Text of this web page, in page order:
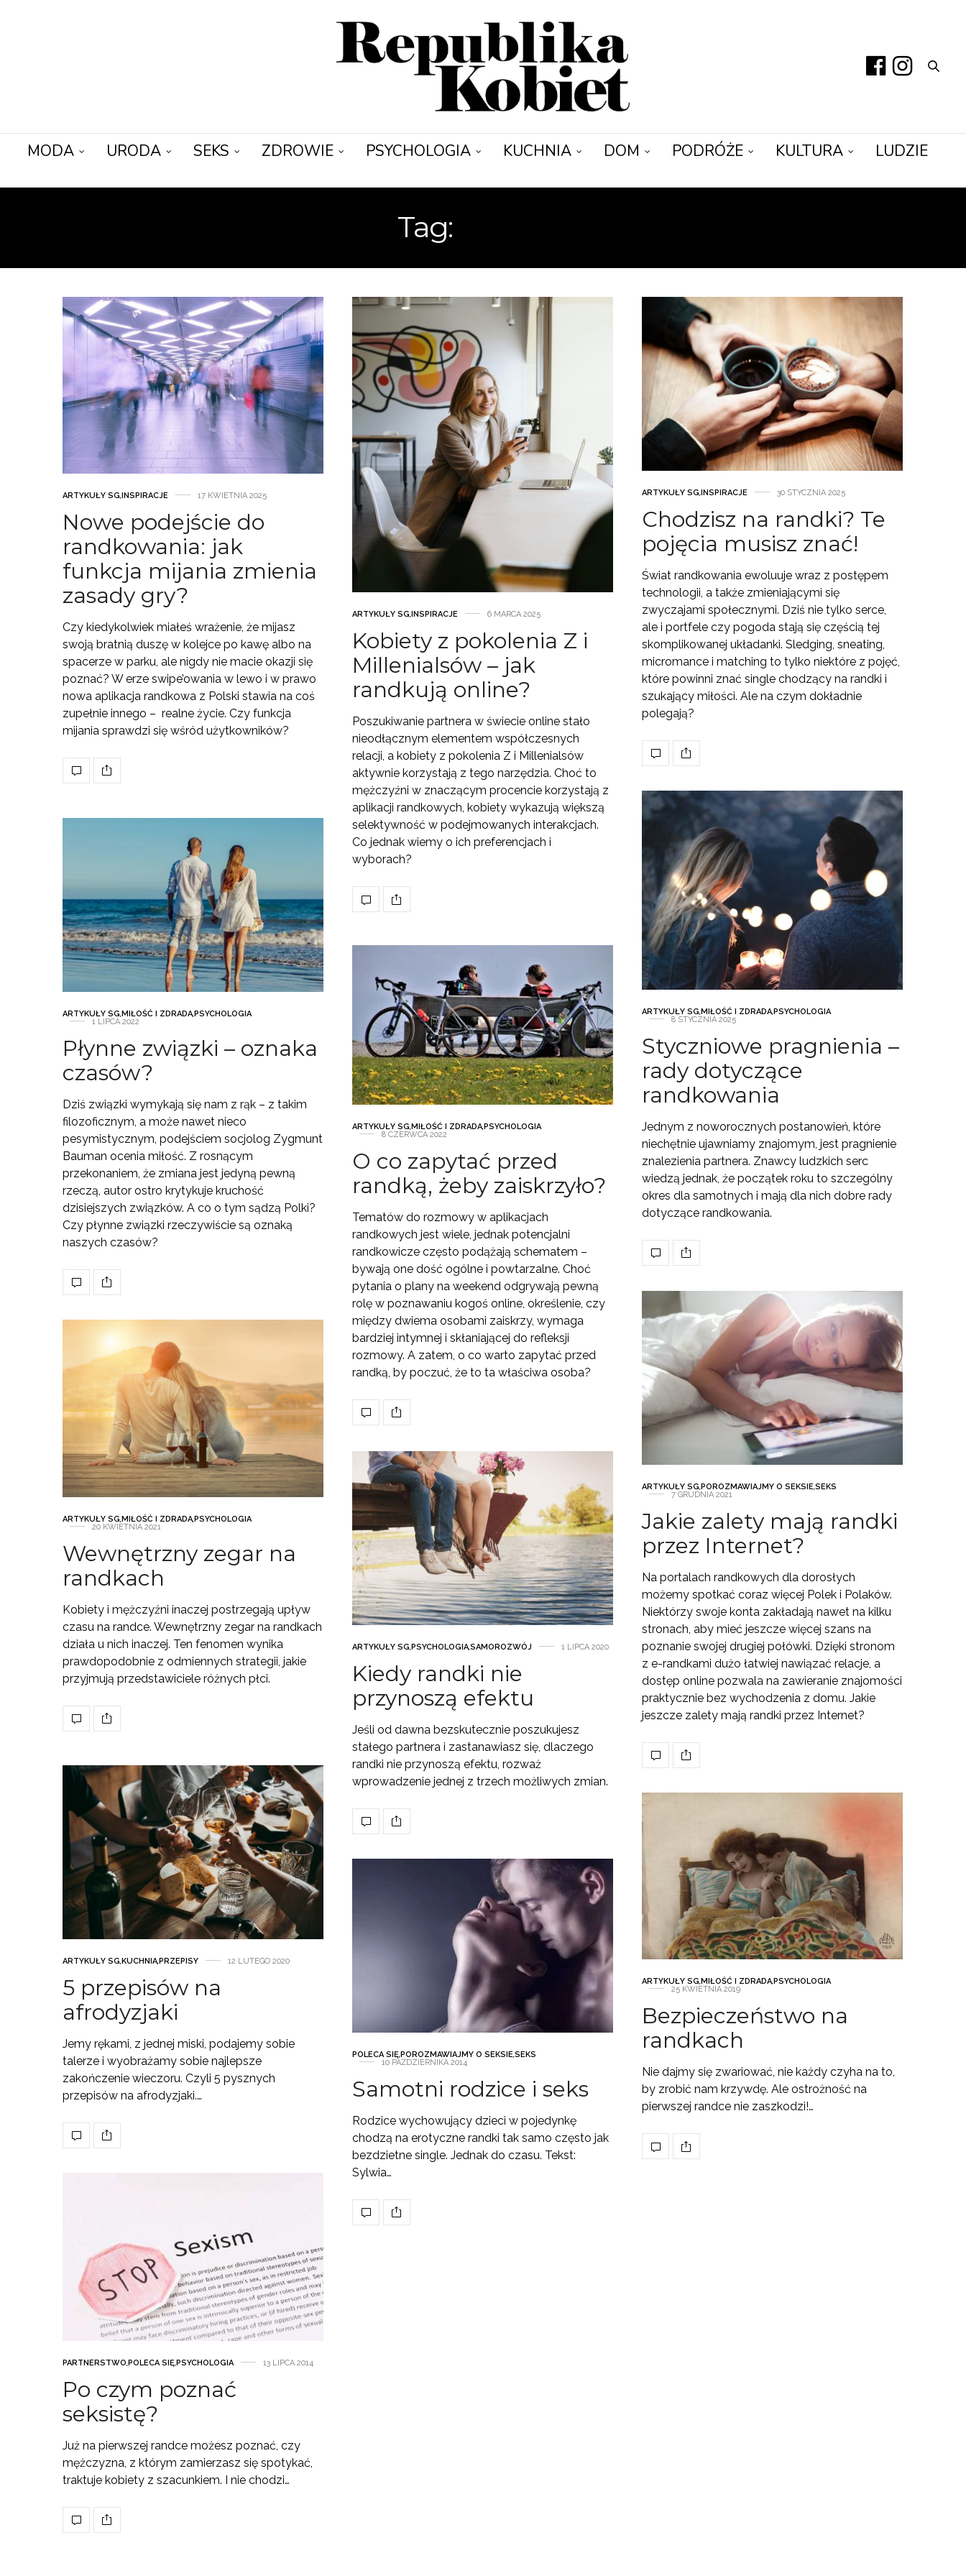
MODA URODA SEKS ZDROWIE PSYCHOLOGIA KUCHNIA DOM PODRÓŻE KULTURA LUDZIE
Tag:
ARTYKUŁY SG,INSPIRACJE 17 KWIETNIA 2025
Nowe podejście do
randkowania: jak
funkcja mijania zmienia
zasady gry?
Czy kiedykolwiek miałeś wrażenie, że mijasz
swoją bratnią duszę w kolejce po kawę albo na
spacerze w parku, ale nigdy nie macie okazji się
poznać? W erze swipe’owania w lewo i w prawo
nowa aplikacja randkowa z Polski stawia na coś
zupełnie innego – realne życie. Czy funkcja
mijania sprawdzi się wśród użytkowników?
ARTYKUŁY SG, INSPIRACJE 6 MARCA 2025
Kobiety z pokolenia Z i
Millenialsów – jak
randkują online?
Poszukiwanie partnera w świecie online stało
nieodłącznym elementem współczesnych
relacji, a kobiety z pokolenia Z i Millenialsów
aktywnie korzystają z tego narzędzia. Choć to
mężczyźni w znaczącym procencie korzystają z
aplikacji randkowych, kobiety wykazują większą
selektywność w podejmowanych interakcjach.
Co jednak wiemy o ich preferencjach i
wyborach?
ARTYKUŁY SG,INSPIRACJE 30 STYCZNIA 2025
Chodzisz na randki? Te
pojęcia musisz znać!
Świat randkowania ewoluuje wraz z postępem
technologii, a także zmieniającymi się
zwyczajami społecznymi. Dziś nie tylko serce,
ale i portfele czy pogoda stają się częścią tej
skomplikowanej układanki. Sledging, sneating,
micromance i matching to tylko niektóre z pojęć,
które powinni znać single chodzący na randki i
szukający miłości. Ale na czym dokładnie
polegają?
ARTYKUŁY SG MIŁOŚĆ I ZDRADAPSYCHOLOGIA
8 STYCZNIA 2025
Styczniowe pragnienia –
rady dotyczące
randkowania
Jednym z noworocznych postanowień, które
niechętnie ujawniamy znajomym, jest pragnienie
znalezienia partnera. Znawcy ludzkich serc
wiedzą jednak, że początek roku to szczególny
okres dla samotnych i mają dla nich dobre rady
dotyczące randkowania.
ARTYKUŁY SG,MIŁOŚĆ I ZDRADA,PSYCHOLOGIA
1 LIPCA 2022
Płynne związki – oznaka
czasów?
Dziś związki wymykają się nam z rąk – z takim
filozoficznym, a może nawet nieco
pesymistycznym, podejściem socjolog Zygmunt
Bauman ocenia miłość. Z rosnącym
przekonaniem, że zmiana jest jedyną pewną
rzeczą, autor ostro krytykuje kruchość
dzisiejszych związków. A co o tym sądzą Polki?
Czy płynne związki rzeczywiście są oznaką
naszych czasów?
ARTYKUŁY SG,MIŁOŚĆ I ZDRADA,PSYCHOLOGIA
8 CZERWCA 2022
O co zapytać przed
randką, żeby zaiskrzyło?
Tematów do rozmowy w aplikacjach
randkowych jest wiele, jednak potencjalni
randkowicze często podążają schematem –
bywają one dość ogólne i powtarzalne. Choć
pytania o plany na weekend odgrywają pewną
rolę w poznawaniu kogoś online, określenie, czy
między dwiema osobami zaiskrzy, wymaga
bardziej intymnej i skłaniającej do refleksji
rozmowy. A zatem, o co warto zapytać przed
randką, by poczuć, że to ta właściwa osoba?
ARTYKUŁY SG,POROZMAWIAJMY O SEKSIE,SEKS
7 GRUDNIA 2021
Jakie zalety mają randki
przez Internet?
Na portalach randkowych dla dorosłych
możemy spotkać coraz więcej Polek i Polaków.
Niektórzy swoje konta zakładają nawet na kilku
stronach, aby mieć jeszcze więcej szans na
poznanie swojej drugiej połówki. Dzięki stronom
z e-randkami dużo łatwiej nawiązać relacje, a
dostęp online pozwala na zawieranie znajomości
praktycznie bez wychodzenia z domu. Jakie
jeszcze zalety mają randki przez Internet?
ARTYKUŁY SG,MIŁOŚĆ I ZDRADA,PSYCHOLOGIA
20 KWIETNIA 2021
Wewnętrzny zegar na
randkach
Kobiety i mężczyźni inaczej postrzegają upływ
czasu na randce. Wewnętrzny zegar na randkach
działa u nich inaczej. Ten fenomen wynika
prawdopodobnie z odmiennych strategii, jakie
przyjmują przedstawiciele różnych płci.
ARTYKUŁY SG,PSYCHOLOGIA,SAMOROZWÓJ 1 LIPCA 2020
Kiedy randki nie
przynoszą efektu
Jeśli od dawna bezskutecznie poszukujesz
stałego partnera i zastanawiasz się, dlaczego
randki nie przynoszą efektu, rozważ
wprowadzenie jednej z trzech możliwych zmian.
ARTYKUŁY SG,KUCHNIA,PRZEPISY 12 LUTEGO 2020
5 przepisów na
afrodyzjaki
Jemy rękami, z jednej miski, podajemy sobie
talerze i wyobrażamy sobie najlepsze
zakończenie wieczoru. Czyli 5 pysznych
przepisów na afrodyzjaki.…
ARTYKUŁY SG,MIŁOŚĆ I ZDRADA,PSYCHOLOGIA
25 KWIETNIA 2019
Bezpieczeństwo na
randkach
Nie dajmy się zwariować, nie każdy czyha na to,
by zrobić nam krzywdę. Ale ostrożność na
pierwszej randce nie zaszkodzi!…
POLECA SIĘ,POROZMAWIAJMY O SEKSIE,SEKS
10 PAŹDZIERNIKA 2014
Samotni rodzice i seks
Rodzice wychowujący dzieci w pojedynkę
chodzą na erotyczne randki tak samo często jak
bezdzietne single. Jednak do czasu. Tekst:
Sylwia…
PARTNERSTWO,POLECA SIĘ,PSYCHOLOGIA 13 LIPCA 2014
Po czym poznać
seksistę?
Już na pierwszej randce możesz poznać, czy
mężczyzna, z którym zamierzasz się spotykać,
traktuje kobiety z szacunkiem. I nie chodzi…